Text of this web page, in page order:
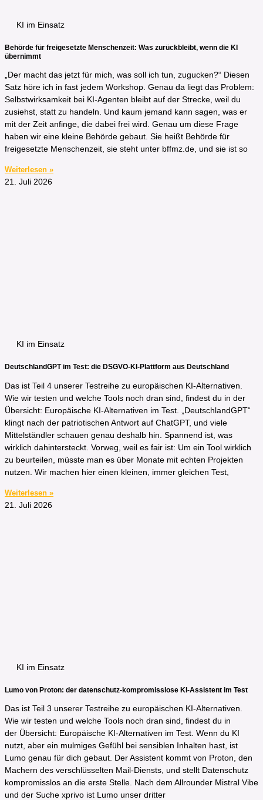
KI im Einsatz
Behörde für freigesetzte Menschenzeit: Was zurückbleibt, wenn die KI
übernimmt
„Der macht das jetzt für mich, was soll ich tun, zugucken?“ Diesen
Satz höre ich in fast jedem Workshop. Genau da liegt das Problem:
Selbstwirksamkeit bei KI-Agenten bleibt auf der Strecke, weil du
zusiehst, statt zu handeln. Und kaum jemand kann sagen, was er
mit der Zeit anfinge, die dabei frei wird. Genau um diese Frage
haben wir eine kleine Behörde gebaut. Sie heißt Behörde für
freigesetzte Menschenzeit, sie steht unter bffmz.de, und sie ist so
Weiterlesen »
21. Juli 2026
KI im Einsatz
DeutschlandGPT im Test: die DSGVO-KI-Plattform aus Deutschland
Das ist Teil 4 unserer Testreihe zu europäischen KI-Alternativen.
Wie wir testen und welche Tools noch dran sind, findest du in der
Übersicht: Europäische KI-Alternativen im Test. „DeutschlandGPT“
klingt nach der patriotischen Antwort auf ChatGPT, und viele
Mittelständler schauen genau deshalb hin. Spannend ist, was
wirklich dahintersteckt. Vorweg, weil es fair ist: Um ein Tool wirklich
zu beurteilen, müsste man es über Monate mit echten Projekten
nutzen. Wir machen hier einen kleinen, immer gleichen Test,
Weiterlesen »
21. Juli 2026
KI im Einsatz
Lumo von Proton: der datenschutz-kompromisslose KI-Assistent im Test
Das ist Teil 3 unserer Testreihe zu europäischen KI-Alternativen.
Wie wir testen und welche Tools noch dran sind, findest du in
der Übersicht: Europäische KI-Alternativen im Test. Wenn du KI
nutzt, aber ein mulmiges Gefühl bei sensiblen Inhalten hast, ist
Lumo genau für dich gebaut. Der Assistent kommt von Proton, den
Machern des verschlüsselten Mail-Diensts, und stellt Datenschutz
kompromisslos an die erste Stelle. Nach dem Allrounder Mistral Vibe
und der Suche xprivo ist Lumo unser dritter